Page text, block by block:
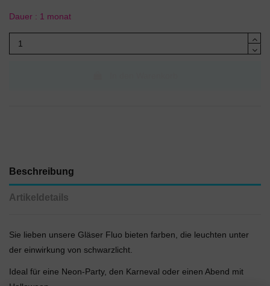
Dauer : 1 monat
Beschreibung
Artikeldetails
Sie lieben unsere Gläser Fluo bieten farben, die leuchten unter
der einwirkung von schwarzlicht.
Ideal für eine Neon-Party, den Karneval oder einen Abend mit